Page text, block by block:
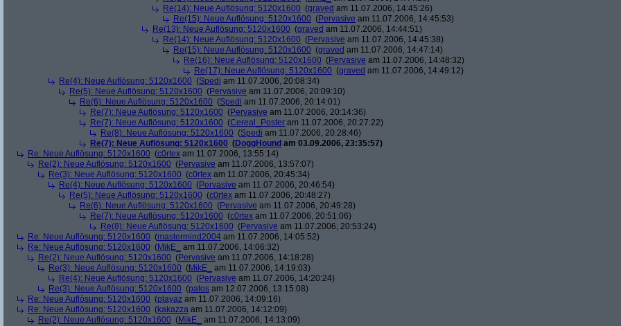
Re(14): Neue Auflösung: 5120x1600 (graved am 11.07.2006, 14:45:26)
Re(15): Neue Auflösung: 5120x1600 (Pervasive am 11.07.2006, 14:45:53)
Re(13): Neue Auflösung: 5120x1600 (graved am 11.07.2006, 14:44:51)
Re(14): Neue Auflösung: 5120x1600 (Pervasive am 11.07.2006, 14:45:38)
Re(15): Neue Auflösung: 5120x1600 (graved am 11.07.2006, 14:47:14)
Re(16): Neue Auflösung: 5120x1600 (Pervasive am 11.07.2006, 14:48:32)
Re(17): Neue Auflösung: 5120x1600 (graved am 11.07.2006, 14:49:12)
Re(4): Neue Auflösung: 5120x1600 (Spedi am 11.07.2006, 20:08:34)
Re(5): Neue Auflösung: 5120x1600 (Pervasive am 11.07.2006, 20:09:10)
Re(6): Neue Auflösung: 5120x1600 (Spedi am 11.07.2006, 20:14:01)
Re(7): Neue Auflösung: 5120x1600 (Pervasive am 11.07.2006, 20:14:36)
Re(7): Neue Auflösung: 5120x1600 (Cereal_Poster am 11.07.2006, 20:27:22)
Re(8): Neue Auflösung: 5120x1600 (Spedi am 11.07.2006, 20:28:46)
Re(7): Neue Auflösung: 5120x1600 (DoggHound am 03.09.2006, 23:35:57)
Re: Neue Auflösung: 5120x1600 (c0rtex am 11.07.2006, 13:55:14)
Re(2): Neue Auflösung: 5120x1600 (Pervasive am 11.07.2006, 13:57:07)
Re(3): Neue Auflösung: 5120x1600 (c0rtex am 11.07.2006, 20:45:34)
Re(4): Neue Auflösung: 5120x1600 (Pervasive am 11.07.2006, 20:46:54)
Re(5): Neue Auflösung: 5120x1600 (c0rtex am 11.07.2006, 20:48:27)
Re(6): Neue Auflösung: 5120x1600 (Pervasive am 11.07.2006, 20:49:28)
Re(7): Neue Auflösung: 5120x1600 (c0rtex am 11.07.2006, 20:51:06)
Re(8): Neue Auflösung: 5120x1600 (Pervasive am 11.07.2006, 20:53:24)
Re: Neue Auflösung: 5120x1600 (mastermind2004 am 11.07.2006, 14:05:52)
Re: Neue Auflösung: 5120x1600 (MikE_
am 11.07.2006, 14:06:32)
Re(2): Neue Auflösung: 5120x1600 (Pervasive am 11.07.2006, 14:18:28)
Re(3): Neue Auflösung: 5120x1600 (MikE_
am 11.07.2006, 14:19:03)
Re(4): Neue Auflösung: 5120x1600 (Pervasive am 11.07.2006, 14:20:24)
Re(3): Neue Auflösung: 5120x1600 (patos am 12.07.2006, 13:15:08)
Re: Neue Auflösung: 5120x1600 (playaz am 11.07.2006, 14:09:16)
Re: Neue Auflösung: 5120x1600 (kakazza am 11.07.2006, 14:12:09)
Re(2): Neue Auflösung: 5120x1600 (MikE_
am 11.07.2006, 14:13:09)